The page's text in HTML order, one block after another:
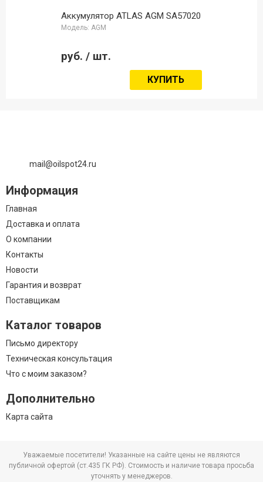
Аккумулятор ATLAS AGM SA57020
Модель: AGM
руб. / шт.
КУПИТЬ
mail@oilspot24.ru
Информация
Главная
Доставка и оплата
О компании
Контакты
Новости
Гарантия и возврат
Поставщикам
Каталог товаров
Письмо директору
Техническая консультация
Что с моим заказом?
Дополнительно
Карта сайта
Уважаемые посетители! Указанные на сайте цены не являются
публичной офертой (ст.435 ГК РФ). Стоимость и наличие товара просьба
уточнять у менеджеров.